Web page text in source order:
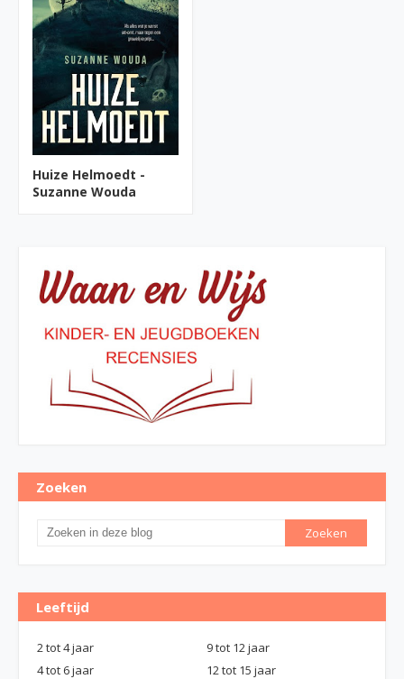
Huize Helmoedt -
Suzanne Wouda
Zoeken
Leeftijd
2 tot 4 jaar
9 tot 12 jaar
4 tot 6 jaar
12 tot 15 jaar